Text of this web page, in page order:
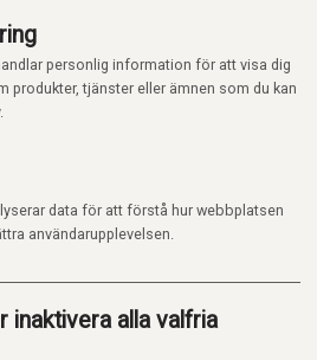
personlig information för att visa dig
produkter, tjänster eller ämnen som du kan
data för att förstå hur webbplatsen
användarupplevelsen.
inaktivera alla valfria